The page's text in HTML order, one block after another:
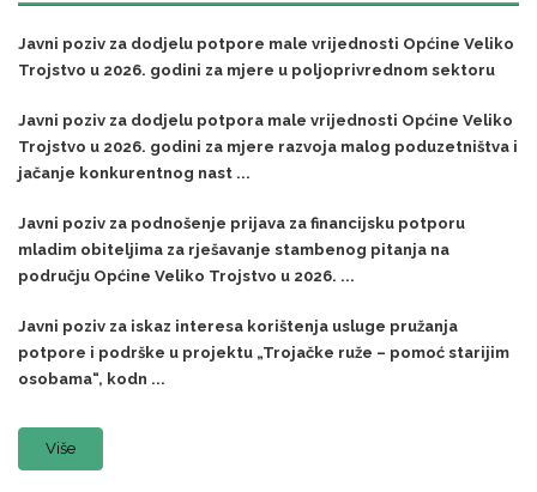
Javni poziv za dodjelu potpore male vrijednosti Općine Veliko
Trojstvo u 2026. godini za mjere u poljoprivrednom sektoru
Javni poziv za dodjelu potpora male vrijednosti Općine Veliko
Trojstvo u 2026. godini za mjere razvoja malog poduzetništva i
jačanje konkurentnog nast ...
Javni poziv za podnošenje prijava za financijsku potporu
mladim obiteljima za rješavanje stambenog pitanja na
području Općine Veliko Trojstvo u 2026. ...
Javni poziv za iskaz interesa korištenja usluge pružanja
potpore i podrške u projektu „Trojačke ruže – pomoć starijim
osobama“, kodn ...
Više